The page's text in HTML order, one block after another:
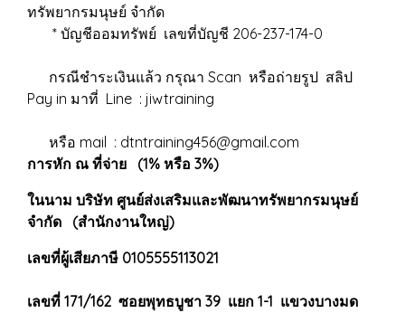
ทรัพยากรมนุษย์ จำกัด
* บัญชีออมทรัพย์ เลขที่บัญชี 206-237-174-0
กรณีชำระเงินแล้ว กรุณา Scan หรือถ่ายรูป สลิป
Pay in มาที่ Line : jiwtraining
หรือ mail : dtntraining456@gmail.com
การหัก ณ ที่จ่าย (1% หรือ 3%)
ในนาม บริษัท ศูนย์ส่งเสริมและพัฒนาทรัพยากรมนุษย์
จำกัด (สำนักงานใหญ่)
เลขที่ผู้เสียภาษี 0105555113021
เลขที่ 171/162 ซอยพุทธบูชา 39 แยก 1-1 แขวงบางมด